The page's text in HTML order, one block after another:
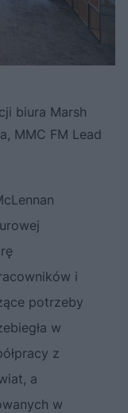
biura Marsh
MMC FM Lead
i
potrzeby
w
z
a
w